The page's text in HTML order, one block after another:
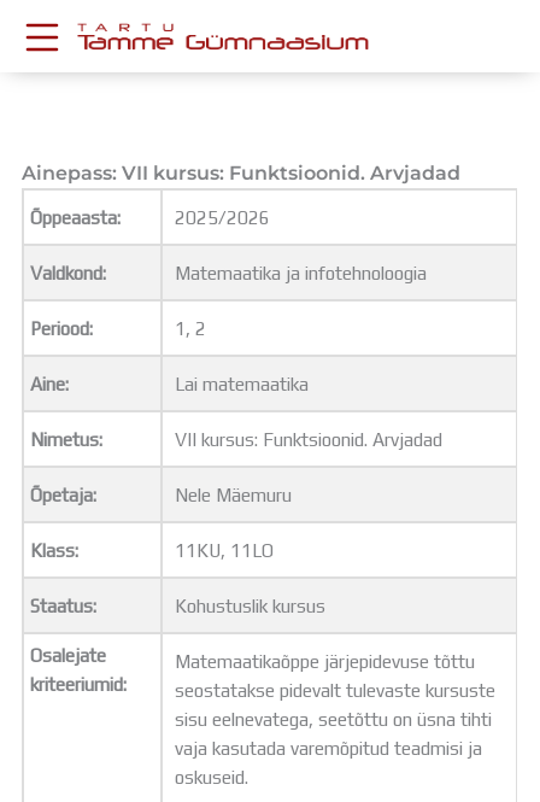
content
Postkast
Drive
Tamme TV
Tamme Leht
Kooliraadio
Koorilaul
ÕPPETÖÖ
Tunniplaan
Aastaplaan
Õppekava
Ainepassid
Huviringid
Õpilastööd (UPT)
Distantsõpe
Projektid
ÜLDINFO
Sisseastumine
Meie kool
Dokumendid
Uudised
Lapsevanemale
Ainepass: VII kursus: Funktsioonid. Arvjadad
Õppeaasta: 2025/2026
Valdkond: Matemaatika ja infotehnoloogia
Periood: 1, 2
Aine: Lai matemaatika
Nimetus: VII kursus: Funktsioonid. Arvjadad
Õpetaja: Nele Mäemuru
Klass: 11KU, 11LO
Staatus: Kohustuslik kursus
Osalejate
kriteeriumid:
Matemaatikaõppe järjepidevuse tõttu
seostatakse pidevalt tulevaste kursuste
sisu eelnevatega, seetõttu on üsna tihti
vaja kasutada varemõpitud teadmisi ja
oskuseid.